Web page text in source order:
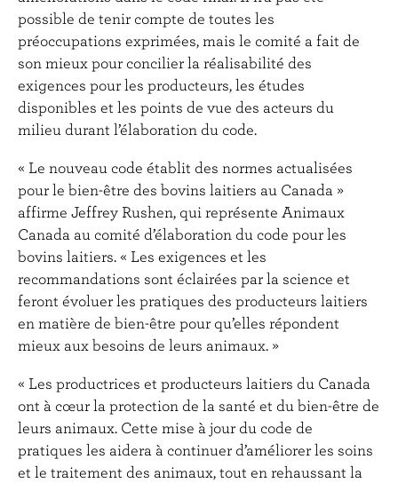
possible de tenir compte de toutes les
préoccupations exprimées, mais le comité a fait de
son mieux pour concilier la réalisabilité des
exigences pour les producteurs, les études
disponibles et les points de vue des acteurs du
milieu durant l’élaboration du code.
« Le nouveau code établit des normes actualisées
pour le bien-être des bovins laitiers au Canada »
affirme Jeffrey Rushen, qui représente Animaux
Canada au comité d’élaboration du code pour les
bovins laitiers. « Les exigences et les
recommandations sont éclairées par la science et
feront évoluer les pratiques des producteurs laitiers
en matière de bien-être pour qu’elles répondent
mieux aux besoins de leurs animaux. »
« Les productrices et producteurs laitiers du Canada
ont à cœur la protection de la santé et du bien-être de
leurs animaux. Cette mise à jour du code de
pratiques les aidera à continuer d’améliorer les soins
et le traitement des animaux, tout en rehaussant la